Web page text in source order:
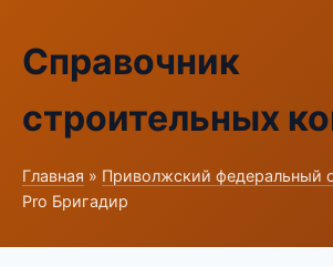
Справочник
строительных
Главная » Приволжский федеральный
Pro Бригадир